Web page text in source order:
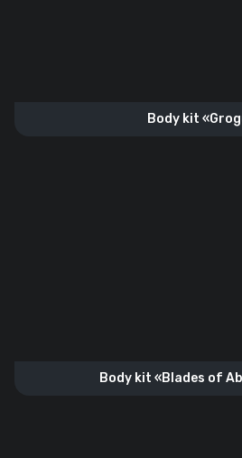
Body kit
Body kit «Blades of